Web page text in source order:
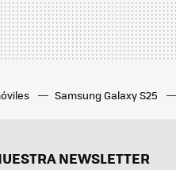
Samsung Galaxy S25
NEWSLETTER